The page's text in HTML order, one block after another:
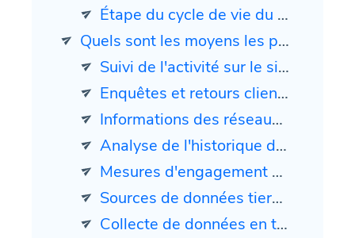
Étape du cycle de vie du client
Quels sont les moyens les plus efficaces pour collecter des données clients pour l'hyper-personnalisation
Suivi de l'activité sur le site Web
Enquêtes et retours clients
Informations des réseaux sociaux
Analyse de l'historique des achats
Mesures d'engagement par e-mail
Sources de données tierces
Collecte de données en temps réel